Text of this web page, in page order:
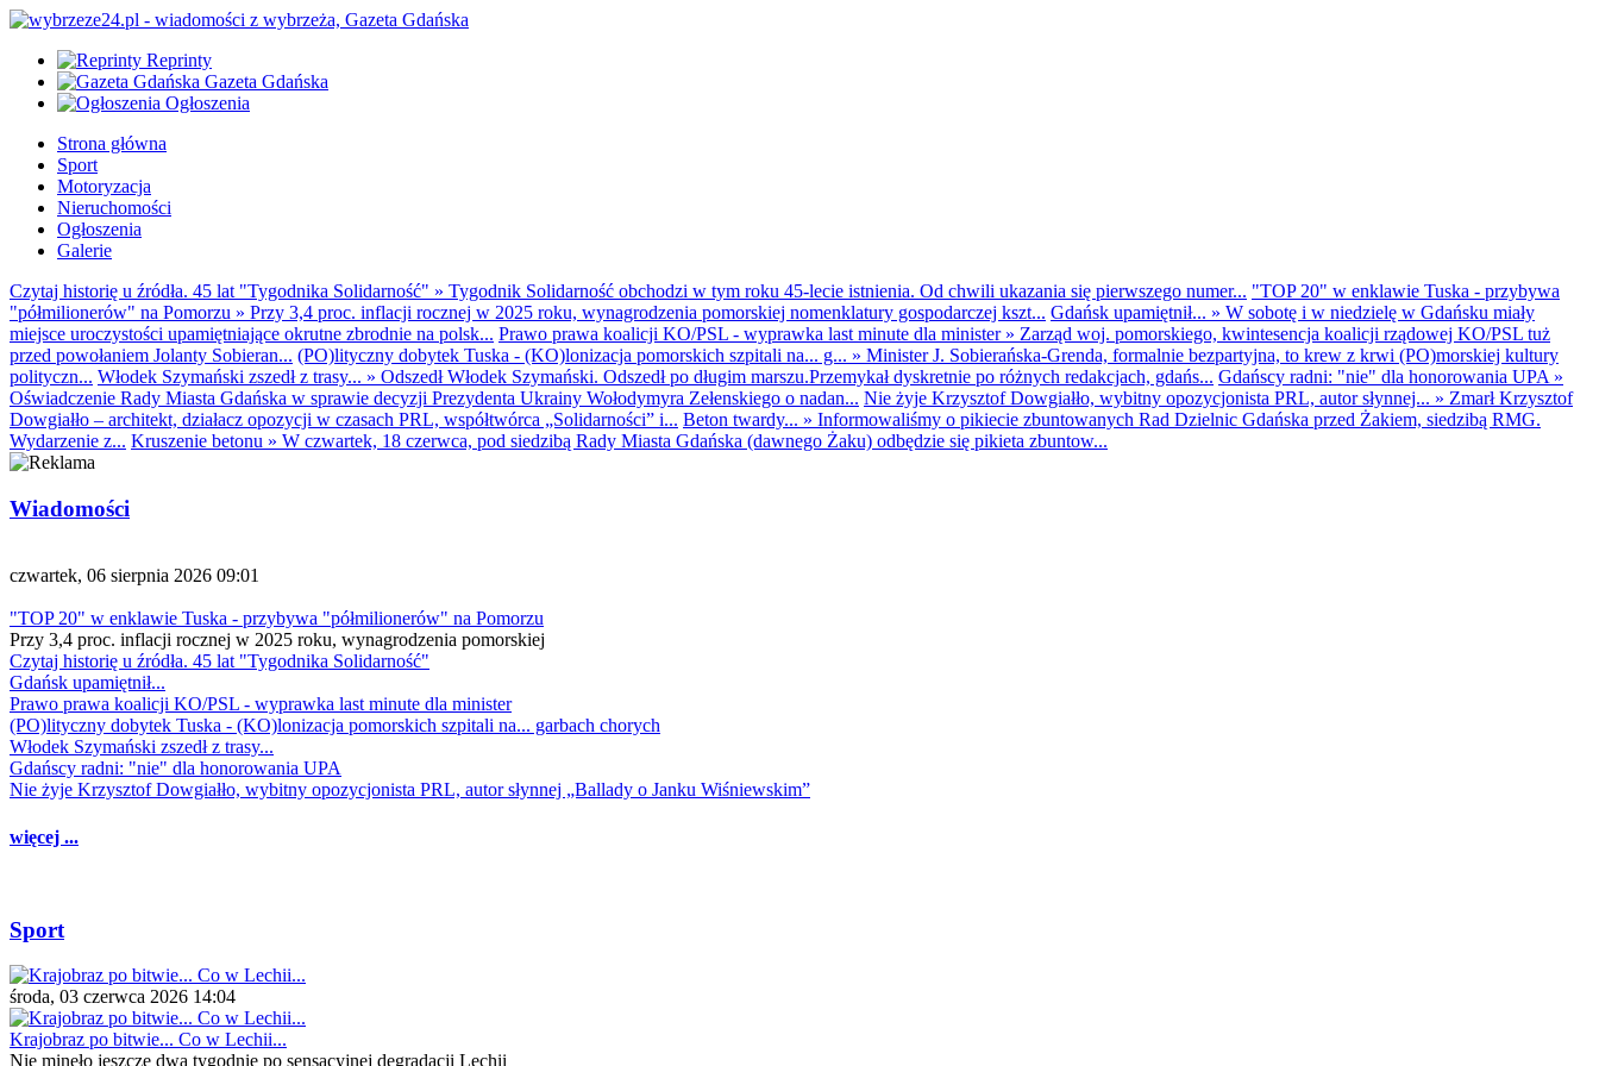
Reprinty
Gazeta Gdańska
Ogłoszenia
Strona główna
Sport
Motoryzacja
Nieruchomości
Ogłoszenia
Galerie
Czytaj historię u źródła. 45 lat "Tygodnika Solidarność" » Tygodnik Solidarność obchodzi w tym roku 45-lecie istnienia. Od chwili ukazania się pierwszego numer... "TOP 20" w enklawie Tuska - przybywa
"półmilionerów" na Pomorzu » Przy 3,4 proc. inflacji rocznej w 2025 roku, wynagrodzenia pomorskiej nomenklatury gospodarczej kszt... Gdańsk upamiętnił... » W sobotę i w niedzielę w Gdańsku miały
miejsce uroczystości upamiętniające okrutne zbrodnie na polsk... Prawo prawa koalicji KO/PSL - wyprawka last minute dla minister» Zarząd woj. pomorskiego, kwintesencja koalicji rządowej KO/PSL tuż
przed powołaniem Jolanty Sobieran... (PO)lityczny dobytek Tuska - (KO)lonizacja pomorskich szpitali na... g... » Minister J. Sobierańska-Grenda, formalnie bezpartyjna, to krew z krwi (PO)morskiej kultury
polityczn... Włodek Szymański zszedł z trasy... » Odszedł Włodek Szymański. Odszedł po długim marszu.Przemykał dyskretnie po różnych redakcjach, gdańs... Gdańscy radni: "nie" dla honorowania UPA »
Oświadczenie Rady Miasta Gdańska w sprawie decyzji Prezydenta Ukrainy Wołodymyra Zełenskiego o nadan... Nie żyje Krzysztof Dowgiałło, wybitny opozycjonista PRL, autor słynnej... » Zmarł Krzysztof
Dowgiałło – architekt, działacz opozycji w czasach PRL, współtwórca „Solidarności” i... Beton twardy... » Informowaliśmy o pikiecie zbuntowanych Rad Dzielnic Gdańska przed Żakiem, siedzibą RMG.
Wydarzenie z... Kruszenie betonu » W czwartek, 18 czerwca, pod siedzibą Rady Miasta Gdańska (dawnego Żaku) odbędzie się pikieta zbuntow...
Wiadomości
czwartek, 06 sierpnia 2026 09:01
"TOP 20" w enklawie Tuska - przybywa "półmilionerów" na Pomorzu
Przy 3,4 proc. inflacji rocznej w 2025 roku, wynagrodzenia pomorskiej
Czytaj historię u źródła. 45 lat "Tygodnika Solidarność"
Gdańsk upamiętnił...
Prawo prawa koalicji KO/PSL - wyprawka last minute dla minister
(PO)lityczny dobytek Tuska - (KO)lonizacja pomorskich szpitali na... garbach chorych
Włodek Szymański zszedł z trasy...
Gdańscy radni: "nie" dla honorowania UPA
Nie żyje Krzysztof Dowgiałło, wybitny opozycjonista PRL, autor słynnej „Ballady o Janku Wiśniewskim”
więcej ...
Sport
środa, 03 czerwca 2026 14:04
Krajobraz po bitwie... Co w Lechii...
Nie minęło jeszcze dwa tygodnie po sensacyjnej degradacji Lechii